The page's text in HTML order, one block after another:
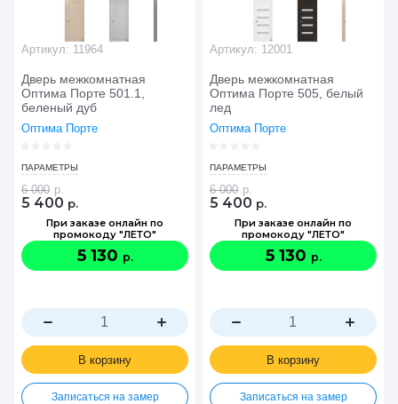
Дверь межкомнатная
Оптима Порте 501.1,
беленый дуб
Оптима Порте
Артикул: 11964
ПАРАМЕТРЫ
6 000 р.
5 400 р.
При заказе онлайн по
промокоду "ЛЕТО"
5 130 р.
В корзину
Записаться на замер
Дверь межкомнатная
Оптима Порте 505, белый
лед
Оптима Порте
Артикул: 12001
ПАРАМЕТРЫ
6 000 р.
5 400 р.
При заказе онлайн по
промокоду "ЛЕТО"
5 130 р.
В корзину
Записаться на замер